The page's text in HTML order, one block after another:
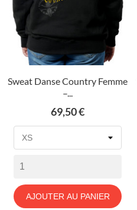
Sweat Danse Country Femme
–...
Prix
69,50 €
AJOUTER AU PANIER